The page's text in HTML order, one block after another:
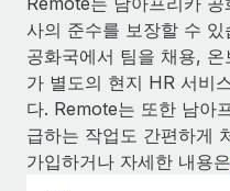
사의 준수를 보장할 수
공화국에서 팀을 채용,
가 별도의 현지 HR 서비
다. Remote는 또한 남아
급하는 작업도 간편하게
가입하거나 자세한 내용은